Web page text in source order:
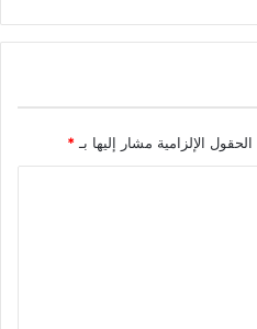
الحقول الإلزامية مشار إليها بـ *